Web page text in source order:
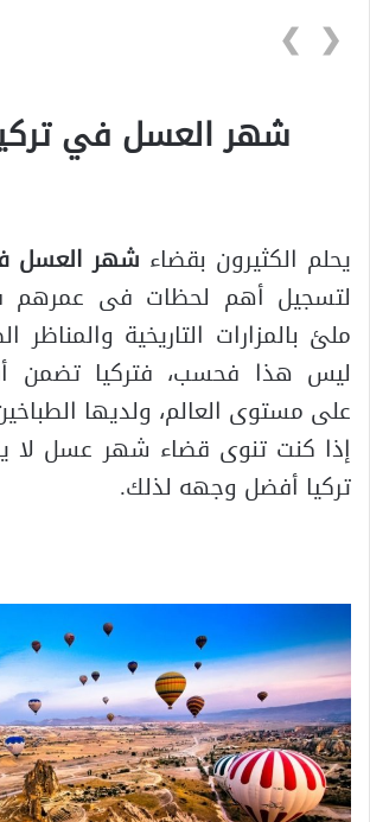
❮
❯
شهر العسل في تركيا
يحلم الكثيرون بقضاء شهر العسل في
لتسجيل أهم لحظات فى عمرهم
ملئ بالمزارات التاريخية والمناظر
ليس هذا فحسب، فتركيا تضمن
على مستوى العالم، ولديها
إذا كنت تنوى قضاء شهر عسل لا
تركيا أفضل وجهه لذلك.